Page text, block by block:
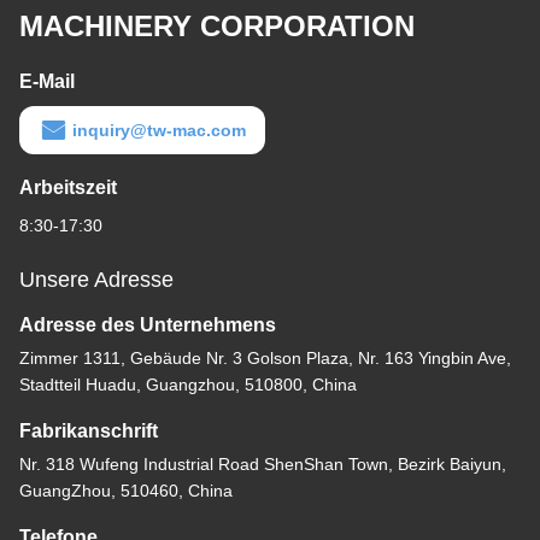
MACHINERY CORPORATION
E-Mail
inquiry@tw-mac.com
Arbeitszeit
8:30-17:30
Unsere Adresse
Adresse des Unternehmens
Zimmer 1311, Gebäude Nr. 3 Golson Plaza, Nr. 163 Yingbin Ave,
Stadtteil Huadu, Guangzhou, 510800, China
Fabrikanschrift
Nr. 318 Wufeng Industrial Road ShenShan Town, Bezirk Baiyun,
GuangZhou, 510460, China